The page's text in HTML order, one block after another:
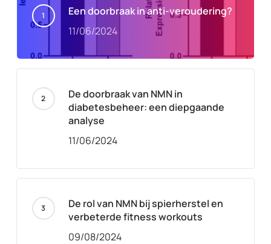
Een doorbraak in anti-veroudering?
11/06/2024
De doorbraak van NMN in
diabetesbeheer: een diepgaande
analyse
11/06/2024
De rol van NMN bij spierherstel en
verbeterde fitness workouts
09/08/2024